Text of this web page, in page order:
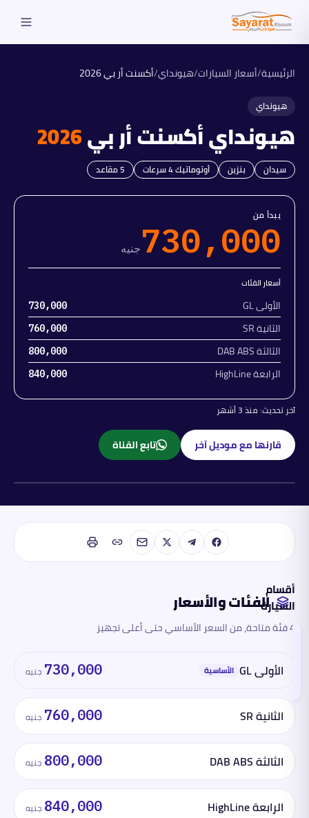
الرئيسية/أسعار السيارات/هيونداي/أكسنت أر بي2026
هيونداي
هيوندايأكسنت أر بي2026
سيدان بنزين أوتوماتيك 4 سرعات 5مقاعد
يبدأ من
730,000 جنيه
أسعار الفئات
الأولى GL 730,000
الثانية SR 760,000
الثالثة DAB ABS 800,000
الرابعة HighLine 840,000
آخر تحديث:منذ 3 أشهر
قارنها مع موديل آخر تابع القناة
أقسام
السيارة
الفئات
هذا
القسم
المحرك
والأداء
الأبعاد
الفئات والأسعار
4 فئة متاحة، من السعر الأساسي حتى أعلى تجهيز
الأولى GL الأساسية 730,000 جنيه
الثانية SR 760,000 جنيه
الثالثة DAB ABS 800,000 جنيه
الرابعة HighLine 840,000 جنيه